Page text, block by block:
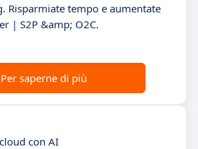
Risparmiate tempo e aumentate
| S2P &amp; O2C.
Per saperne di più
con AI